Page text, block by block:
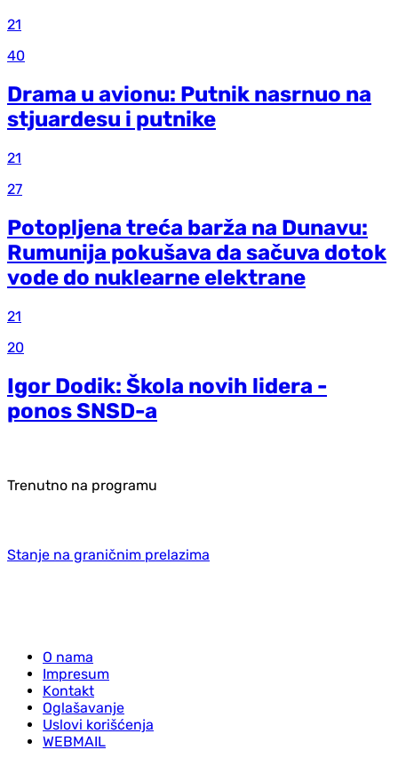
21
40
Drama u avionu: Putnik nasrnuo na
stjuardesu i putnike
21
27
Potopljena treća barža na Dunavu:
Rumunija pokušava da sačuva dotok
vode do nuklearne elektrane
21
20
Igor Dodik: Škola novih lidera -
ponos SNSD-a
Trenutno na programu
Stanje na graničnim prelazima
O nama
Impresum
Kontakt
Oglašavanje
Uslovi korišćenja
WEBMAIL